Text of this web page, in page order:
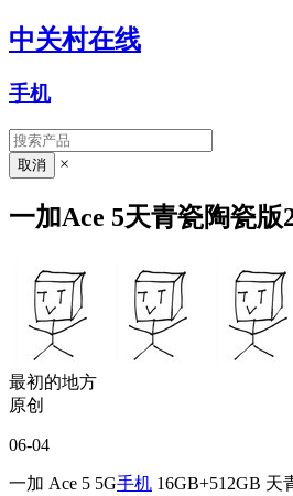
中关村在线
手机
×
一加Ace 5天青瓷陶瓷版
最初的地方
原创
06-04
一加 Ace 5 5G手机 16GB+512GB 天